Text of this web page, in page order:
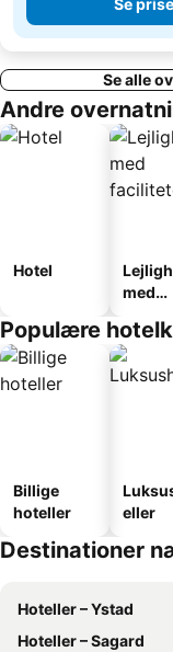
Se
Se alle
Andre
Hotel
med
Populære
Billige
hoteller
eller
Destinationer
Hoteller – Ystad
Hoteller – Sagard